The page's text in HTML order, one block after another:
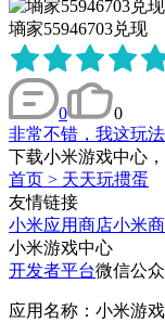
墒家55946703兑现
0
0
非常不错，我这玩
下载小米游戏中心，
首页 > 天天玩掼蛋
友情链接
小米应用商店小米
小米游戏中心
开发者平台微信公
应用名称：小米游